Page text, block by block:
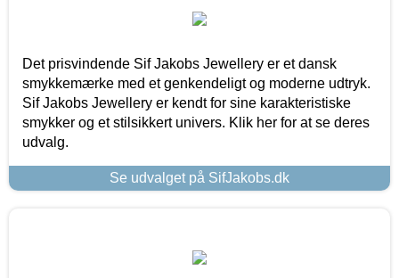
Det prisvindende Sif Jakobs Jewellery er et dansk
smykkemærke med et genkendeligt og moderne udtryk.
Sif Jakobs Jewellery er kendt for sine karakteristiske
smykker og et stilsikkert univers. Klik her for at se deres
udvalg.
Se udvalget på SifJakobs.dk